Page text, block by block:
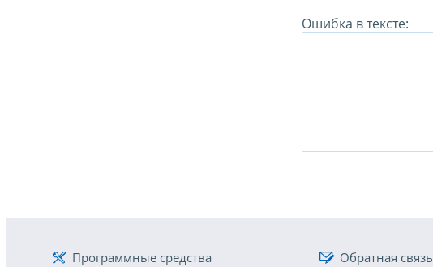
Ошибка в тексте:
Программные средства
Обратная связь